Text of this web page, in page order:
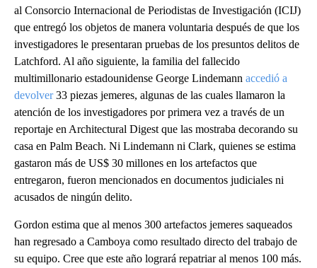
al Consorcio Internacional de Periodistas de Investigación (ICIJ)
que entregó los objetos de manera voluntaria después de que los
investigadores le presentaran pruebas de los presuntos delitos de
Latchford. Al año siguiente, la familia del fallecido
multimillonario estadounidense George Lindemann accedió a
devolver33 piezas jemeres, algunas de las cuales llamaron la
atención de los investigadores por primera vez a través de un
reportaje en Architectural Digest que las mostraba decorando su
casa en Palm Beach. Ni Lindemann ni Clark, quienes se estima
gastaron más de US$ 30 millones en los artefactos que
entregaron, fueron mencionados en documentos judiciales ni
acusados de ningún delito.
Gordon estima que al menos 300 artefactos jemeres saqueados
han regresado a Camboya como resultado directo del trabajo de
su equipo. Cree que este año logrará repatriar al menos 100 más.